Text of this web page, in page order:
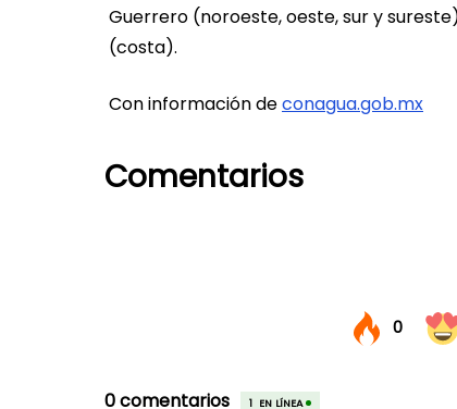
Guerrero (noroeste, oeste, sur y
(costa).
Con información deconagua.gob.mx
Comentarios